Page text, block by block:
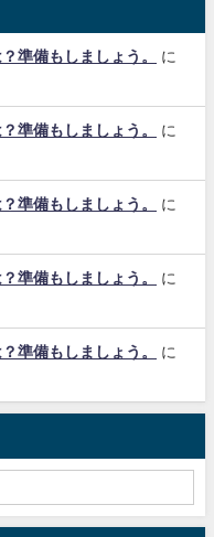
準備もしましょう。
に
準備もしましょう。
に
準備もしましょう。
に
準備もしましょう。
に
準備もしましょう。
に